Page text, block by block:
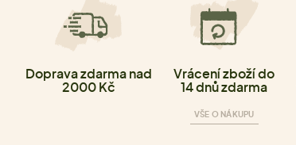
Doprava zdarma nad
2000 Kč
Vrácení zboží do
14 dnů zdarma
VŠE O NÁKUPU